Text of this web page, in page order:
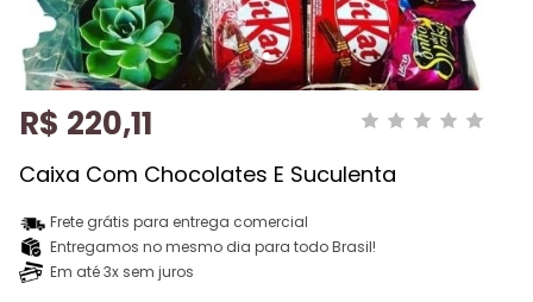
R$ 220,11
Caixa Com Chocolates E Suculenta
Frete grátis para entrega comercial
Entregamos no mesmo dia para todo Brasil!
Em até 3x sem juros